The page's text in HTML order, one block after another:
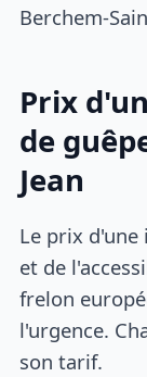
Berchem-
Prix
de
Jean
Le prix
et de
frelon
l'urgence.
son tarif.